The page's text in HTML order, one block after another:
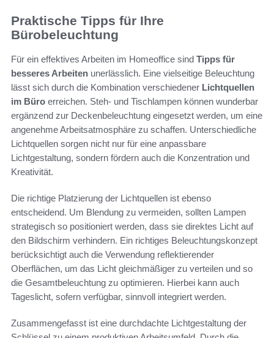
Praktische Tipps für Ihre
Bürobeleuchtung
Für ein effektives Arbeiten im Homeoffice sind Tipps für
besseres Arbeiten unerlässlich. Eine vielseitige Beleuchtung
lässt sich durch die Kombination verschiedener Lichtquellen
im Büro erreichen. Steh- und Tischlampen können wunderbar
ergänzend zur Deckenbeleuchtung eingesetzt werden, um eine
angenehme Arbeitsatmosphäre zu schaffen. Unterschiedliche
Lichtquellen sorgen nicht nur für eine anpassbare
Lichtgestaltung, sondern fördern auch die Konzentration und
Kreativität.
Die richtige Platzierung der Lichtquellen ist ebenso
entscheidend. Um Blendung zu vermeiden, sollten Lampen
strategisch so positioniert werden, dass sie direktes Licht auf
den Bildschirm verhindern. Ein richtiges Beleuchtungskonzept
berücksichtigt auch die Verwendung reflektierender
Oberflächen, um das Licht gleichmäßiger zu verteilen und so
die Gesamtbeleuchtung zu optimieren. Hierbei kann auch
Tageslicht, sofern verfügbar, sinnvoll integriert werden.
Zusammengefasst ist eine durchdachte Lichtgestaltung der